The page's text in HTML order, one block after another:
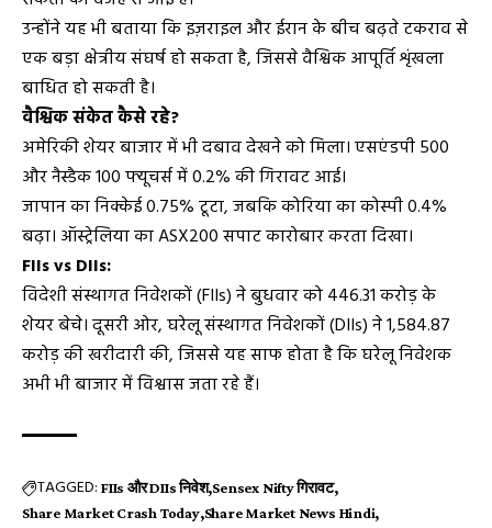
उन्होंने यह भी बताया कि इज़राइल और ईरान के बीच बढ़ते टकराव से
एक बड़ा क्षेत्रीय संघर्ष हो सकता है, जिससे वैश्विक आपूर्ति शृंखला
बाधित हो सकती है।
वैश्विक संकेत कैसे रहे?
अमेरिकी शेयर बाजार में भी दबाव देखने को मिला। एसएंडपी 500
और नैस्डैक 100 फ्यूचर्स में 0.2% की गिरावट आई।
जापान का निक्केई 0.75% टूटा, जबकि कोरिया का कोस्पी 0.4%
बढ़ा। ऑस्ट्रेलिया का ASX200 सपाट कारोबार करता दिखा।
FIIs vs DIIs:
विदेशी संस्थागत निवेशकों (FIIs) ने बुधवार को ₹446.31 करोड़ के
शेयर बेचे। दूसरी ओर, घरेलू संस्थागत निवेशकों (DIIs) ने ₹1,584.87
करोड़ की खरीदारी की, जिससे यह साफ होता है कि घरेलू निवेशक
अभी भी बाजार में विश्वास जता रहे हैं।
TAGGED: FIIs और DIIs निवेश Sensex Nifty गिरावट
Share Market Crash Today Share Market News Hindi